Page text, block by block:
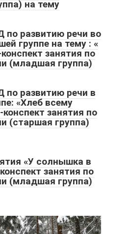
на тему
по развитию речи во
группе на тему : «
занятия по
(младшая группа)
по развитию речи в
«Хлеб всему
занятия по
(старшая группа)
«У солнышка в
занятия по
(младшая группа)